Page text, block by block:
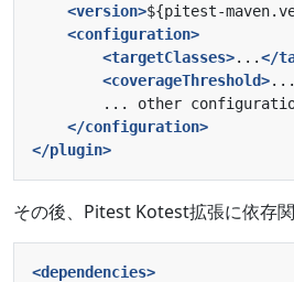
<version>${pitest-
<configuration>
<targetClasses>...</
<coverageThreshold>...
</configuration>
</plugin>
その後、Pitest Kotest拡張に依存関
<dependencies>